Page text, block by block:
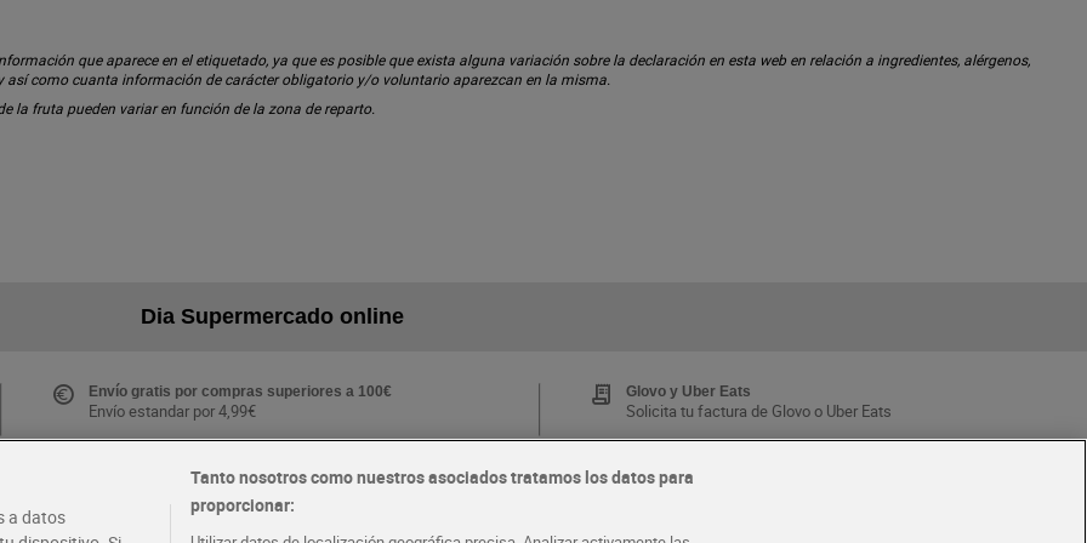
que aparece en el etiquetado, ya que es posible que exista alguna variación sobre la declaración en esta web en relación a ingredientes, alérgenos,
como cuanta información de carácter obligatorio y/o voluntario aparezcan en la misma.
la fruta pueden variar en función de la zona de reparto.
Dia Supermercado online
Envío gratis por compras superiores a 100€
Envío estandar por 4,99€
Glovo y Uber Eats
Solicita tu factura de Glovo o Uber Eats
Folletos y Tiendas
a datos
Tanto nosotros como nuestros asociados tratamos los datos para
proporcionar: